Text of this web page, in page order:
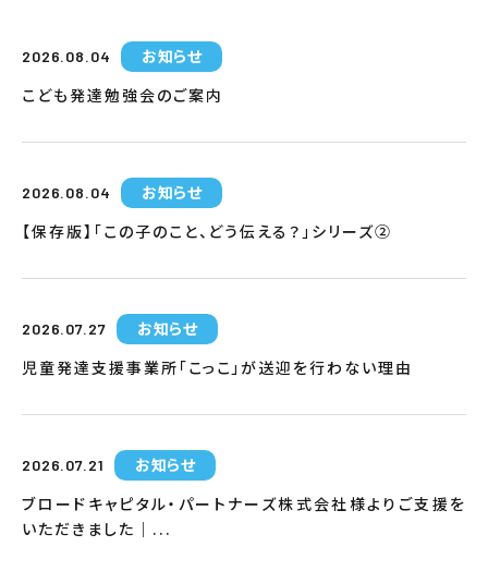
2026.08.04
お知らせ
こども発達勉強会のご案内
2026.08.04
お知らせ
【保存版】「この子のこと、どう伝える？」シリーズ②
2026.07.27
お知らせ
児童発達支援事業所「こっこ」が送迎を行わない理由
2026.07.21
お知らせ
ブロードキャピタル・パートナーズ株式会社様よりご支援を
いただきました｜...